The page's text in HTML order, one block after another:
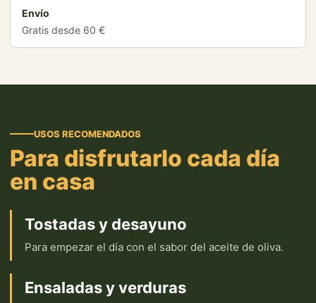
Envío
Gratis desde 60 €
USOS RECOMENDADOS
Para disfrutarlo cada día
en casa
Tostadas y desayuno
Para empezar el día con el sabor del aceite de oliva.
Ensaladas y verduras